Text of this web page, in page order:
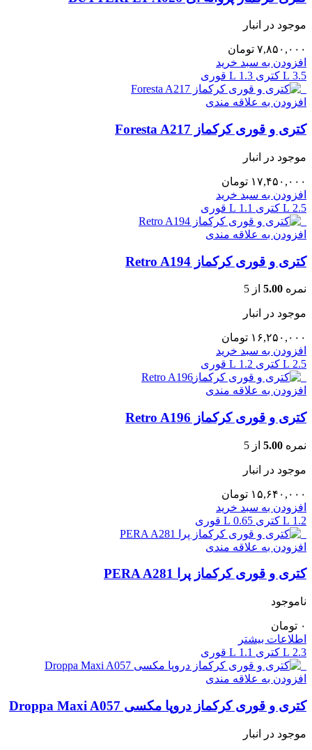
موجود در انبار
۷,۸۵۰,۰۰۰ تومان
افزودن به سبد خرید
3.5 L کتری
1.3 L قوری
افزودن به علاقه مندی
کتری و قوری کرکماز Foresta A217
موجود در انبار
۱۷,۴۵۰,۰۰۰ تومان
افزودن به سبد خرید
2.5 L کتری
1.1 L قوری
افزودن به علاقه مندی
کتری و قوری کرکماز Retro A194
نمره 5.00 از 5
موجود در انبار
۱۶,۲۵۰,۰۰۰ تومان
افزودن به سبد خرید
2.5 L کتری
1.2 L قوری
افزودن به علاقه مندی
کتری و قوری کرکماز Retro A196
نمره 5.00 از 5
موجود در انبار
۱۵,۶۴۰,۰۰۰ تومان
افزودن به سبد خرید
1.2 L کتری
0.65 L قوری
افزودن به علاقه مندی
کتری و قوری کرکماز پرا PERA A281
ناموجود
۰ تومان
اطلاعات بیشتر
2.3 L کتری
1.1 L قوری
افزودن به علاقه مندی
کتری و قوری کرکماز دروپا مکسی Droppa Maxi A057
موجود در انبار